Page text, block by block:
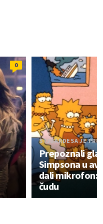
0
STJUARDESA JE
Prepoznali
Simpsona u
dali mikrofon:
čudu